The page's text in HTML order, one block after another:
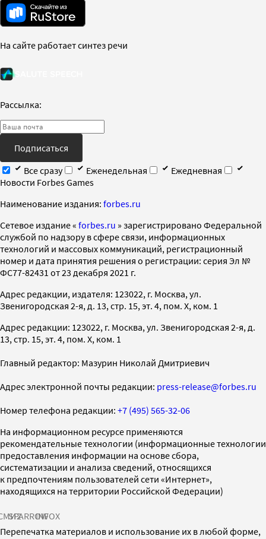
На сайте работает синтез речи
Рассылка:
Подписаться
Все сразу
Еженедельная
Ежедневная
Новости Forbes Games
Наименование издания: forbes.ru
Cетевое издание « forbes.ru » зарегистрировано Федеральной
службой по надзору в сфере связи, информационных
технологий и массовых коммуникаций, регистрационный
номер и дата принятия решения о регистрации: серия Эл №
ФС77-82431 от 23 декабря 2021 г.
Адрес редакции, издателя: 123022, г. Москва, ул.
Звенигородская 2-я, д. 13, стр. 15, эт. 4, пом. X, ком. 1
Адрес редакции: 123022, г. Москва, ул. Звенигородская 2-я, д.
13, стр. 15, эт. 4, пом. X, ком. 1
Главный редактор: Мазурин Николай Дмитриевич
Адрес электронной почты редакции: press-release@forbes.ru
Номер телефона редакции: +7 (495) 565-32-06
На информационном ресурсе применяются
рекомендательные технологии (информационные технологии
предоставления информации на основе сбора,
систематизации и анализа сведений, относящихся
к предпочтениям пользователей сети «Интернет»,
находящихся на территории Российской Федерации)
SPARROWINFOX
Перепечатка материалов и использование их в любой форме,